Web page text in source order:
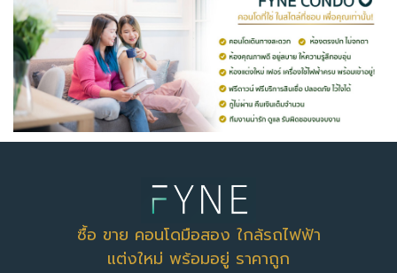
ซื้อ ขาย คอนโดมือสอง ใกล้รถไฟฟ้า
แต่งใหม่ พร้อมอยู่ ราคาถูก